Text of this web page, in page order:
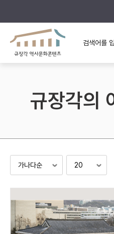
규장각의 어제와 오늘
규장각 소개영상
검색 연산
규장각의